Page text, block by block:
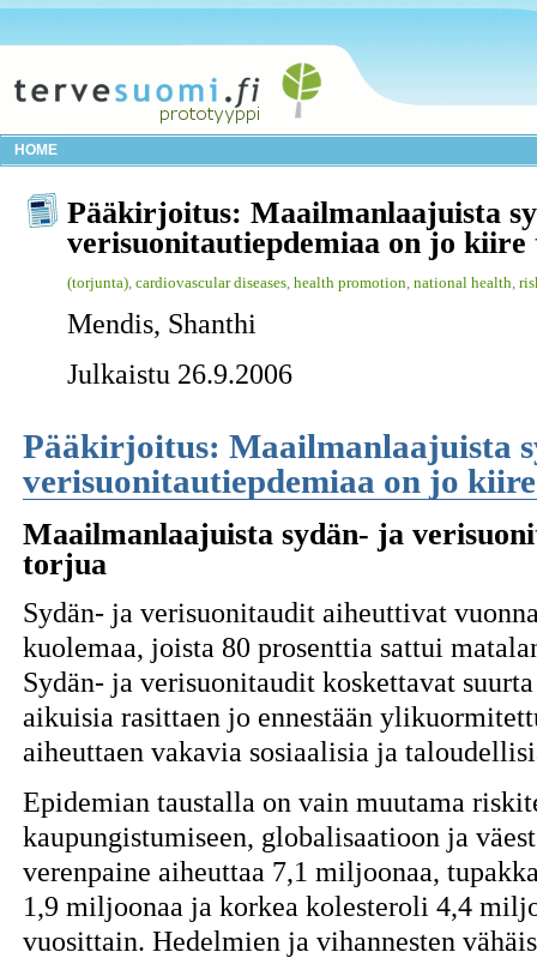
HOME
Pääkirjoitus: Maailmanlaajuista
verisuonitautiepdemiaa on jo
(torjunta) cardiovascular diseases health promotion national health
Mendis, Shanthi
Julkaistu 26.9.2006
Pääkirjoitus: Maailmanlaajuista
verisuonitautiepdemiaa on jo
Maailmanlaajuista sydän- ja
torjua
Sydän- ja verisuonitaudit aiheuttivat
kuolemaa, joista 80 prosenttia sattui
Sydän- ja verisuonitaudit koskettavat
aikuisia rasittaen jo ennestään
aiheuttaen vakavia sosiaalisia ja
Epidemian taustalla on vain muutama
kaupungistumiseen, globalisaatioon ja
verenpaine aiheuttaa 7,1 miljoonaa,
1,9 miljoonaa ja korkea kolesteroli 4,4
vuosittain. Hedelmien ja vihannesten